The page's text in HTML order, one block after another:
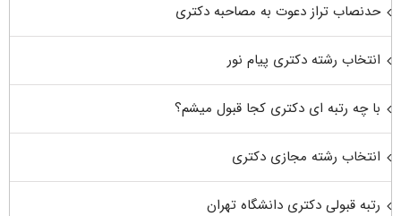
حدنصاب تراز دعوت به مصاحبه دکتری
انتخاب رشته دکتری پیام نور
با چه رتبه ای دکتری کجا قبول میشم؟
انتخاب رشته مجازی دکتری
رتبه قبولی دکتری دانشگاه تهران